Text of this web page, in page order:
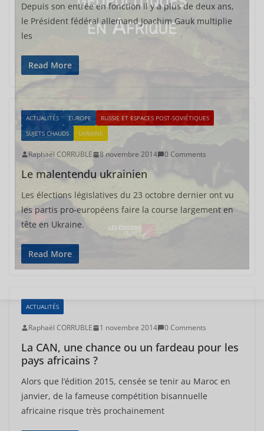
Depuis son entrée en fonction il y a plus de deux ans,
le Président fédéral allemand Joachim Gauk multiplie
les
Read More
ACTUALITÉS EUROPE
RUSSIE ET ESPACES POST-SOVIÉTIQUES
SUJETS CHAUDS
UKRAINE
Raphaël CORRUBLE 8 novembre 2014 0 Comments
Le malentendu ukrainien
Les élections législatives du 23 octobre dernier ont vu
les partis pro-européens faire la course largement en
tête en Ukraine.
Read More
ACTUALITÉS
Raphaël CORRUBLE 1 novembre 2014 0 Comments
La CAN, une chance ou un fardeau pour les
pays africains ?
Alors que l’édition 2015, censée se tenir au Maroc en
janvier, de la fameuse compétition bisannuelle
africaine risque très prochainement